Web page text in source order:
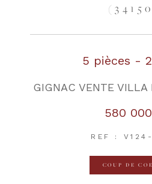
5 pièces -
GIGNAC VENTE VILLA
580
REF :
COUP DE